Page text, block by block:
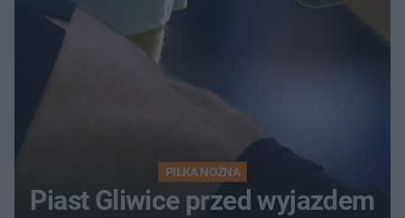
PIŁKA NOŻNA
Piast Gliwice przed wyjazdem